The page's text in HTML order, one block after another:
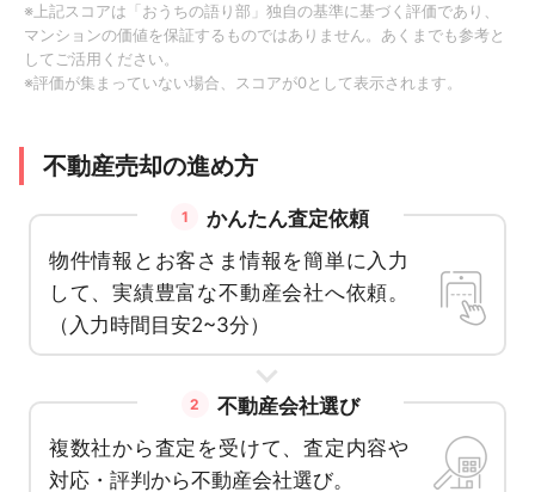
※上記スコアは「おうちの語り部」独自の基準に基づく評価であり、
マンションの価値を保証するものではありません。あくまでも参考と
してご活用ください。
※評価が集まっていない場合、スコアが0として表示されます。
不動産売却の進め方
1
かんたん査定依頼
物件情報とお客さま情報を簡単に入力
して、実績豊富な不動産会社へ依頼。
（入力時間目安2~3分）
2
不動産会社選び
複数社から査定を受けて、査定内容や
対応・評判から不動産会社選び。